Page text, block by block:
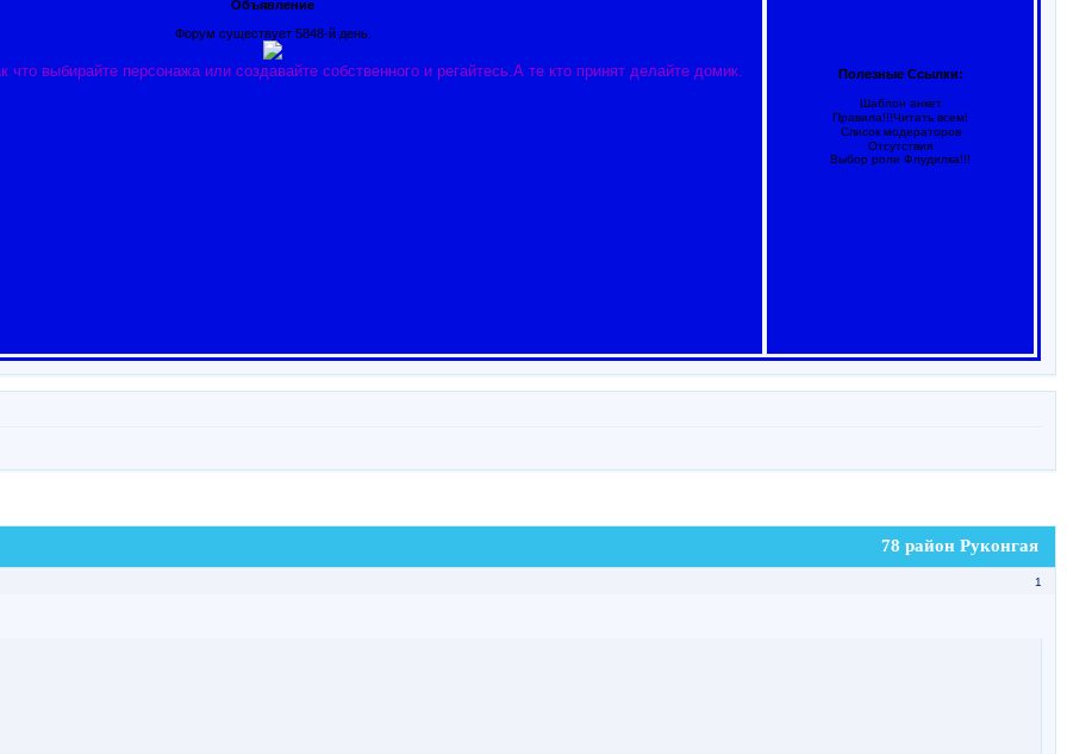
Объявление
Форум существует 5848-й день.
что выбирайте персонажа или создавайте собственного и регайтесь.А те кто принят делайте домик. Полезные Ссылки:
Шаблон анкет
Правила!!!Читать всем!
Список модераторов
Отсутствия
Выбор роли Флудилка!!!
78 район Руконгая
1